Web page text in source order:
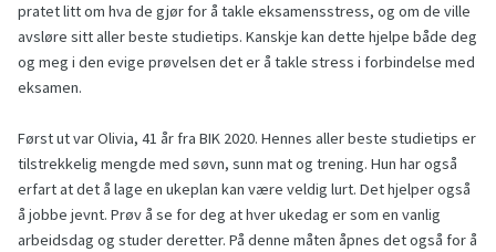
pratet litt om hva de gjør for å takle eksamensstress, og om de ville
avsløre sitt aller beste studietips. Kanskje kan dette hjelpe både deg
og meg i den evige prøvelsen det er å takle stress i forbindelse med
eksamen.
Først ut var Olivia, 41 år fra BIK 2020. Hennes aller beste studietips er
tilstrekkelig mengde med søvn, sunn mat og trening. Hun har også
erfart at det å lage en ukeplan kan være veldig lurt. Det hjelper også
å jobbe jevnt. Prøv å se for deg at hver ukedag er som en vanlig
arbeidsdag og studer deretter. På denne måten åpnes det også for å